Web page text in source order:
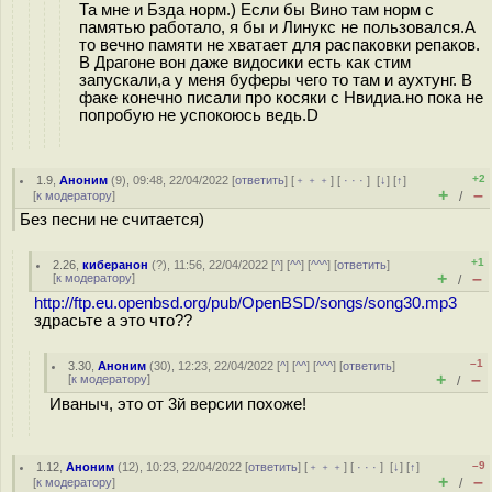
Та мне и Бзда норм.) Если бы Вино там норм с
памятью работало, я бы и Линукс не пользовался.А
то вечно памяти не хватает для распаковки репаков.
В Драгоне вон даже видосики есть как стим
запускали,а у меня буферы чего то там и аухтунг. В
факе конечно писали про косяки с Нвидиа.но пока не
попробую не успокоюсь ведь.D
1.9 ,Аноним (9), 09:48, 22/04/2022 [ответить] [ ﹢﹢﹢] [ · · ·][↓] [↑]
[к модератору]
+2
+ / –
Без песни не считается)
2.26 ,киберанон (?), 11:56, 22/04/2022 [^] [^^] [^^^] [ответить]
[к модератору]
+1
+ / –
http://ftp.eu.openbsd.org/pub/OpenBSD/songs/song30.mp3
здрасьте а это что??
3.30 ,Аноним (30), 12:23, 22/04/2022 [^] [^^] [^^^] [ответить]
[к модератору]
–1
+ / –
Иваныч, это от 3й версии похоже!
1.12 ,Аноним (12), 10:23, 22/04/2022 [ответить] [ ﹢﹢﹢] [ · · ·][↓] [↑]
[к модератору]
–9
+ / –